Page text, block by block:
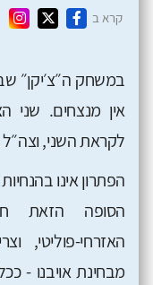
קרא ב
במשחק ה״צ׳יקן״
אין מנצחים. שני
לקראת השני,
הפתרון אינו
הסופה הזאת
האזרחי-פוליטי,
מבחינת אויבנו -